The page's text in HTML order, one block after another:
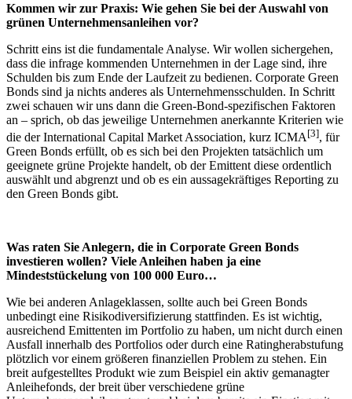
Kommen wir zur Praxis: Wie gehen Sie bei der Auswahl von
grünen Unternehmensanleihen vor?
Schritt eins ist die fundamentale Analyse. Wir wollen sichergehen,
dass die infrage kommenden Unternehmen in der Lage sind, ihre
Schulden bis zum Ende der Laufzeit zu bedienen. Corporate Green
Bonds sind ja nichts anderes als Unternehmensschulden. In Schritt
zwei schauen wir uns dann die Green-Bond-spezifischen Faktoren
an – sprich, ob das jeweilige Unternehmen anerkannte Kriterien wie
die der International Capital Market Association, kurz ICMA [3], für
Green Bonds erfüllt, ob es sich bei den Projekten tatsächlich um
geeignete grüne Projekte handelt, ob der Emittent diese ordentlich
auswählt und abgrenzt und ob es ein aussagekräftiges Reporting zu
den Green Bonds gibt.
Was raten Sie Anlegern, die in Corporate Green Bonds
investieren wollen? Viele Anleihen haben ja eine
Mindeststückelung von 100 000 Euro…
Wie bei anderen Anlageklassen, sollte auch bei Green Bonds
unbedingt eine Risikodiversifizierung stattfinden. Es ist wichtig,
ausreichend Emittenten im Portfolio zu haben, um nicht durch einen
Ausfall innerhalb des Portfolios oder durch eine Ratingherabstufung
plötzlich vor einem größeren finanziellen Problem zu stehen. Ein
breit aufgestelltes Produkt wie zum Beispiel ein aktiv gemanagter
Anleihefonds, der breit über verschiedene grüne